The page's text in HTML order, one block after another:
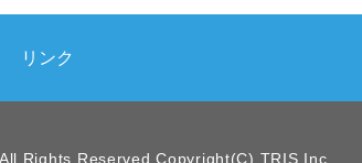
リンク
All Rights Reserved,Copyright(C) TRIS.Inc.